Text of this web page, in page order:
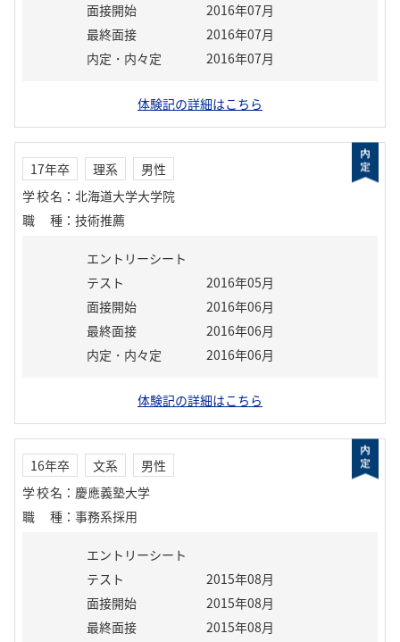
面接開始
2016年07月
最終面接
2016年07月
内定・内々定
2016年07月
体験記の詳細はこちら
17年卒 理系
男性
学校名 ： 北海道大学大学院
職種 ： 技術推薦
エントリーシート
テスト
2016年05月
面接開始
2016年06月
最終面接
2016年06月
内定・内々定
2016年06月
体験記の詳細はこちら
16年卒 文系
男性
学校名 ： 慶應義塾大学
職種 ： 事務系採用
エントリーシート
テスト
2015年08月
面接開始
2015年08月
最終面接
2015年08月